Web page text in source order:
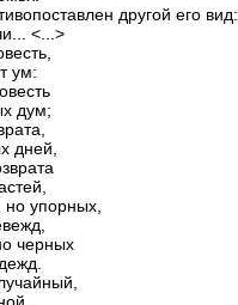
другой его вид:
<...>
ум:
дум;
дней,
упорных,
черных